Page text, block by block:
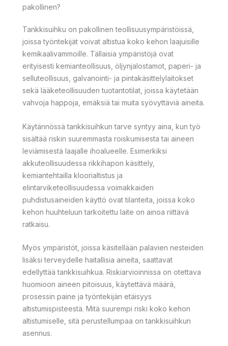
pakollinen?
Tankkisuihku on pakollinen teollisuusympäristöissä,
joissa työntekijät voivat altistua koko kehon laajuisille
kemikaalivammoille. Tällaisia ympäristöjä ovat
erityisesti kemianteollisuus, öljynjalostamot, paperi- ja
selluteollisuus, galvanointi- ja pintakäsittelylaitokset
sekä lääketeollisuuden tuotantotilat, joissa käytetään
vahvoja happoja, emäksiä tai muita syövyttäviä aineita.
Käytännössä tankkisuihkun tarve syntyy aina, kun työ
sisältää riskin suuremmasta roiskumisesta tai aineen
leviämisestä laajalle ihoalueelle. Esimerkiksi
akkuteollisuudessa rikkihapon käsittely,
kemiantehtailla kloorialtistus ja
elintarviketeollisuudessa voimakkaiden
puhdistusaineiden käyttö ovat tilanteita, joissa koko
kehon huuhteluun tarkoitettu laite on ainoa riittävä
ratkaisu.
Myös ympäristöt, joissa käsitellään palavien nesteiden
lisäksi terveydelle haitallisia aineita, saattavat
edellyttää tankkisuihkua. Riskiarvioinnissa on otettava
huomioon aineen pitoisuus, käytettävä määrä,
prosessin paine ja työntekijän etäisyys
altistumispisteestä. Mitä suurempi riski koko kehon
altistumiselle, sitä perustellumpaa on tankkisuihkun
asennus.